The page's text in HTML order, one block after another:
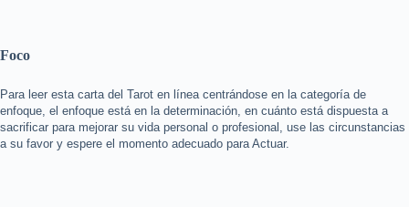
Foco
Para leer esta carta del Tarot en línea centrándose en la categoría de
enfoque, el enfoque está en la determinación, en cuánto está dispuesta a
sacrificar para mejorar su vida personal o profesional, use las circunstancias
a su favor y espere el momento adecuado para Actuar.